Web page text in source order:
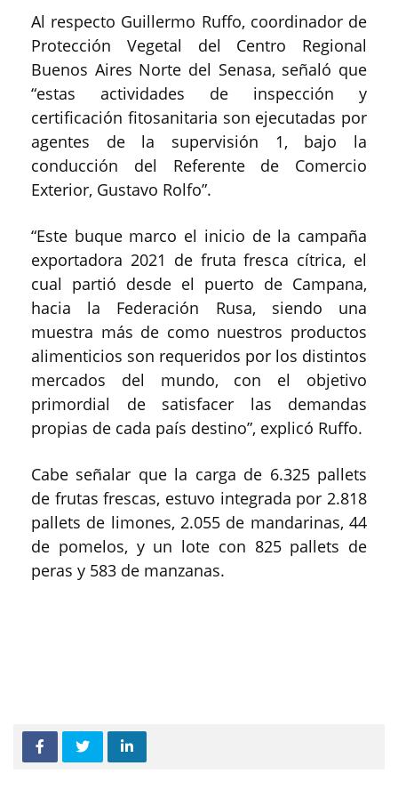
Al respecto Guillermo Ruffo, coordinador de
Protección Vegetal del Centro Regional
Buenos Aires Norte del Senasa, señaló que
“estas actividades de inspección y
certificación fitosanitaria son ejecutadas por
agentes de la supervisión 1, bajo la
conducción del Referente de Comercio
Exterior, Gustavo Rolfo”.
“Este buque marco el inicio de la campaña
exportadora 2021 de fruta fresca cítrica, el
cual partió desde el puerto de Campana,
hacia la Federación Rusa, siendo una
muestra más de como nuestros productos
alimenticios son requeridos por los distintos
mercados del mundo, con el objetivo
primordial de satisfacer las demandas
propias de cada país destino”, explicó Ruffo.
Cabe señalar que la carga de 6.325 pallets
de frutas frescas, estuvo integrada por 2.818
pallets de limones, 2.055 de mandarinas, 44
de pomelos, y un lote con 825 pallets de
peras y 583 de manzanas.